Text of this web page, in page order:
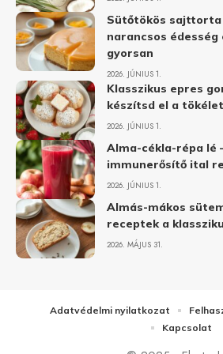
Sütőtökös sajttorta
narancsos édesség
gyorsan
2026. JÚNIUS 1.
Klasszikus epres
készítsd el a
2026. JÚNIUS 1.
Alma-cékla-répa lé
immunerősítő ital
2026. JÚNIUS 1.
Almás-mákos
receptek a
2026. MÁJUS 31.
Adatvédelmi nyilatkozat
Kapcsolat